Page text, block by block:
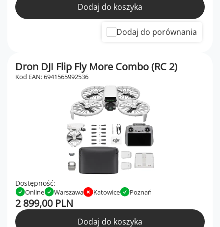
Dodaj do koszyka
Dodaj do porównania
Dron DJI Flip Fly More Combo (RC 2)
Kod EAN: 6941565992536
Dostępność:
Online Warszawa Katowice Poznań
2 899,00 PLN
Dodaj do koszyka